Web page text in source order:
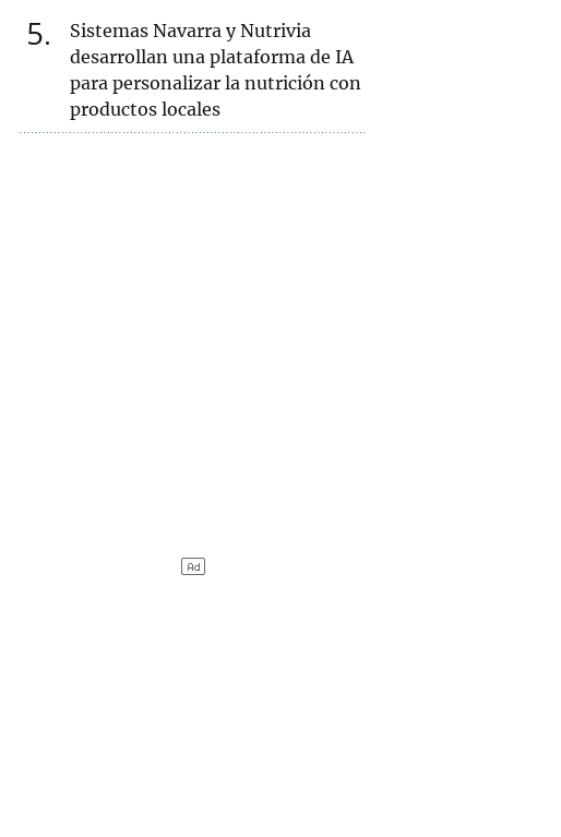
5
Sistemas Navarra y Nutrivia
desarrollan una plataforma de IA
para personalizar la nutrición con
productos locales